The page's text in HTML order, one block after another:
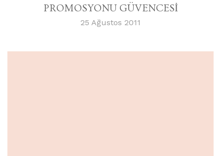
PROMOSYONU GÜVENCESİ
25 Ağustos 2011